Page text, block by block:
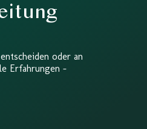
oder an
Erfahrungen –